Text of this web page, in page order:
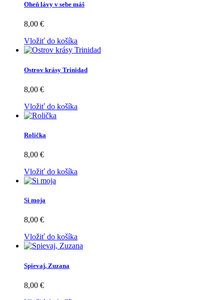
Oheň lávy v sebe máš
8,00 €
Vložiť do košíka
Ostrov krásy Trinidad
8,00 €
Vložiť do košíka
Rolička
8,00 €
Vložiť do košíka
Si moja
8,00 €
Vložiť do košíka
Spievaj, Zuzana
8,00 €